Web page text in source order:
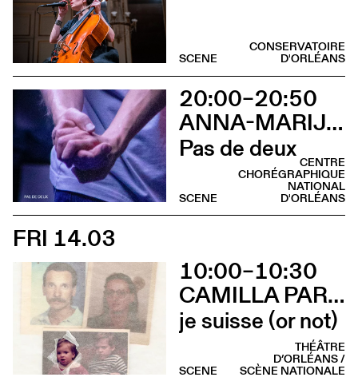
CONSERVATOIRE
D'ORLÉANS
SCENE
20:00–20:50
ANNA-MARIJA ADOMAITYTÉ
Pas de deux CENTRE
CHORÉGRAPHIQUE
NATIONAL
D'ORLÉANS
SCENE
FRI 14.03
10:00–10:30
CAMILLA PARINI
je suisse (or not)
THÉÂTRE
D’ORLÉANS /
SCÈNE NATIONALE
SCENE